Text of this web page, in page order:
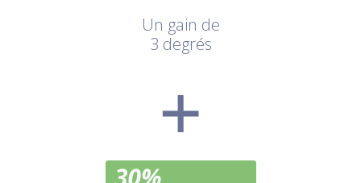
Un gain de
3 degrés